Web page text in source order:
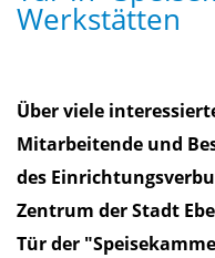
Werkstätten
Über viele
Mitarbeitende und
des
Zentrum der Stadt
Tür der